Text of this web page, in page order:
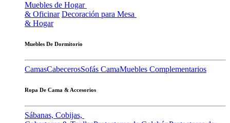
Muebles de Hogar
& Oficinar Decoración para Mesa
& Hogar
Muebles De Dormitorio
CamasCabecerosSofás CamaMuebles Complementarios
Ropa De Cama & Accesorios
Sábanas, Cobijas,